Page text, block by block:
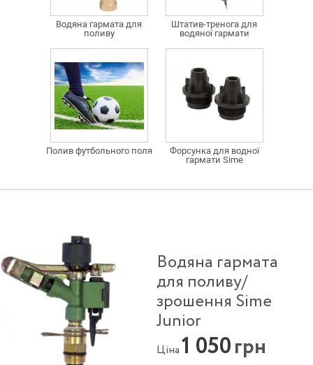
Водяна гармата для
поливу
Штатив-тренога для
водяної гармати
Полив футбольного поля
Форсунка для водної
гармати Sime
Водяна гармата
для поливу/
зрошення Sime
Junior
Ціна1 050грн